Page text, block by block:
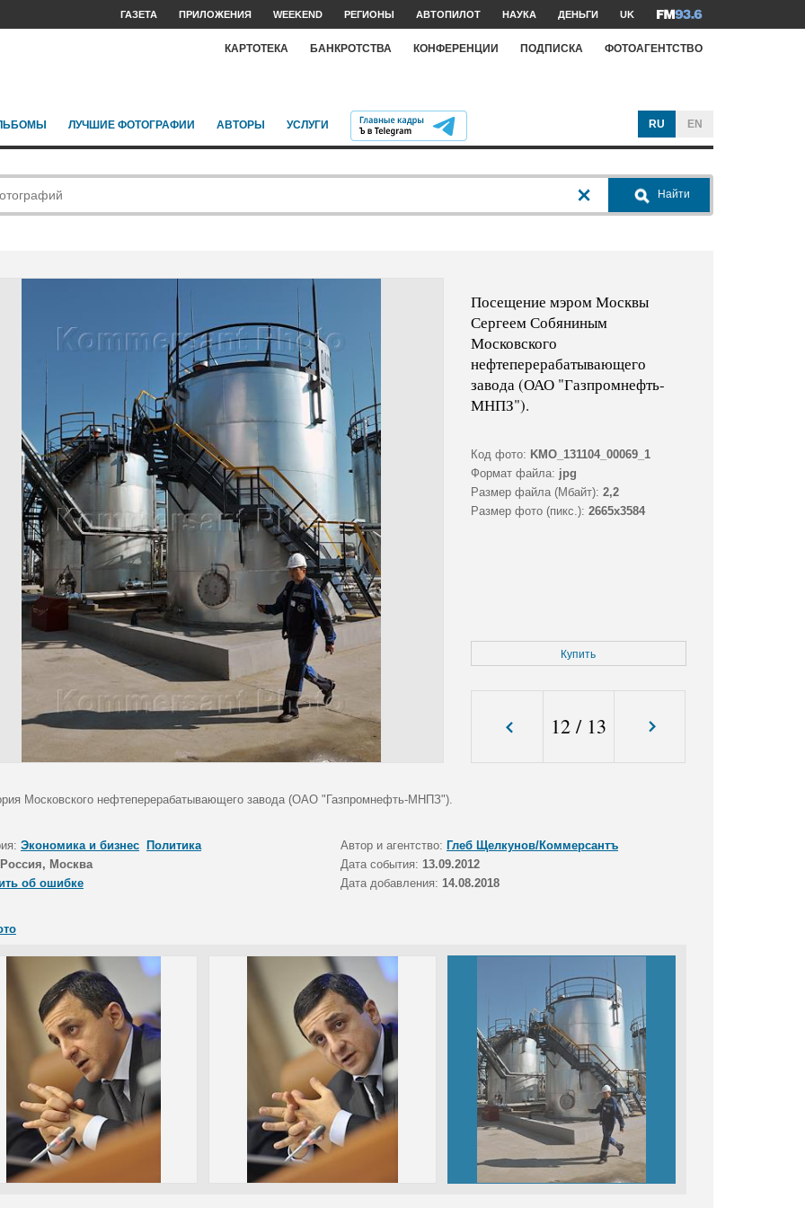
ГАЗЕТА ПРИЛОЖЕНИЯ WEEKEND РЕГИОНЫ АВТОПИЛОТ НАУКА ДЕНЬГИ UK
КАРТОТЕКА БАНКРОТСТВА КОНФЕРЕНЦИИ ПОДПИСКА ФОТОАГЕНТСТВО
ЛУЧШИЕ ФОТОГРАФИИ АВТОРЫ УСЛУГИ RU EN
Найти
Посещение мэром Москвы
Сергеем Собяниным
Московского
нефтеперерабатывающего
завода (ОАО "Газпромнефть-
МНПЗ").
Код фото: KMO_131104_00069_1
Формат файла: jpg
Размер файла (Мбайт): 2,2
Размер фото (пикс.): 2665x3584
Купить
12/ 13
Московского нефтеперерабатывающего завода (ОАО "Газпромнефть-МНПЗ").
Экономика и бизнес Политика Автор и агентство: Глеб Щелкунов/Коммерсантъ
Россия, Москва Дата события: 13.09.2012
об ошибке
Дата добавления: 14.08.2018